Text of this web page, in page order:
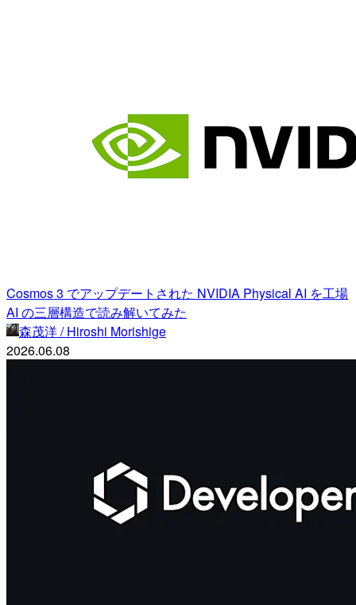
Cosmos 3 でアップデートされた NVIDIA Physical AI を工場
AI の三層構造で読み解いてみた
森茂洋 / Hiroshi Morishige
2026.06.08